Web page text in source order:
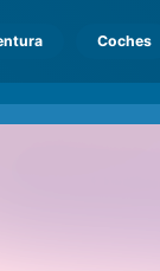
Coches